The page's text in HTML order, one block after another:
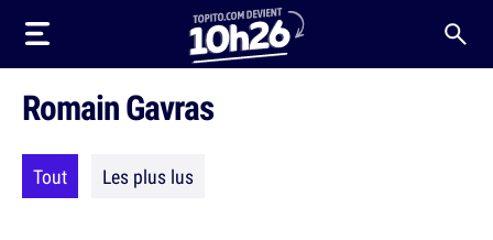
Romain Gavras
Tout Les plus lus